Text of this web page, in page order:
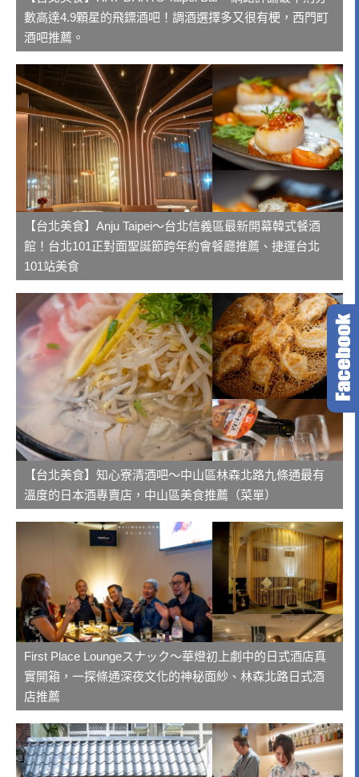
數高達4.9顆星的飛鏢酒吧！調酒選擇多又很有梗，西門町
酒吧推薦。
【台北美食】Anju Taipei～台北信義區最新開幕韓式餐酒
館！台北101正對面聖誕節跨年約會餐廳推薦、捷運台北
101站美食
【台北美食】知心寮清酒吧～中山區林森北路九條通最有
溫度的日本酒專賣店，中山區美食推薦（菜單）
First Place Loungeスナック～華燈初上劇中的日式酒店真
實開箱，一探條通深夜文化的神秘面紗、林森北路日式酒
店推薦